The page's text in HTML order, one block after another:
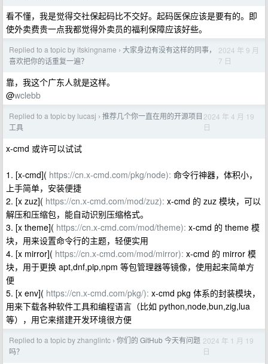
看不懂，我是觉得交社保起码比不交好。起码医保应该是要有的。即
使外卖费贵一点我都觉得外卖员的福利保障应该好些。
Replied to a topic by itskingname › 大家身边有没有这样的同事，
喜欢把你的话重复一遍？
2024 年 9 月
7 日
靠，我这个广东人就是这样。
@wclebb
Replied to a topic by lucasj › 推荐几个你一直在用的开源项目
工具
2024 年 4 月 19
日
x-cmd 或许可以试试
1. [x-cmd]( https://cn.x-cmd.com/pkg/node): 命令行神器，体积小，
上手简单，安装便捷
2. [x zuz]( https://cn.x-cmd.com/mod/zuz): x-cmd 的 zuz 模块，可以
解压和压缩包，能自动识别压缩格式。
3. [x theme]( https://cn.x-cmd.com/mod/theme): x-cmd 的 theme 模
块，用来设置命令行的主题，轻便实用
4. [x mirror]( https://cn.x-cmd.com/mod/mirror): x-cmd 的 mirror 模
块，用于更换 apt,dnf,pip,npm 等包管理器等镜像，使用起来简单方
便
5. [x env]( https://cn.x-cmd.com/pkg/): x-cmd pkg 体系的封装模块，
用来下载各种软件工具和编程语言（比如 python,node,bun,zig,lua
等），用它来搭建开发环境很方便
Replied to a topic by zhanglintc › 你们的 GitHub 今天有问题
吗？
2024 年 1 月 19
日